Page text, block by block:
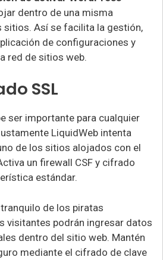
dentro de una misma
sitios. Así se facilita la gestión,
de configuraciones y
red de sitios web.
SSL
ser importante para cualquier
LiquidWeb intenta
de los sitios alojados con el
un firewall CSF y cifrado
estándar.
de los piratas
visitantes podrán ingresar datos
dentro del sitio web. Mantén
mediante el cifrado de clave